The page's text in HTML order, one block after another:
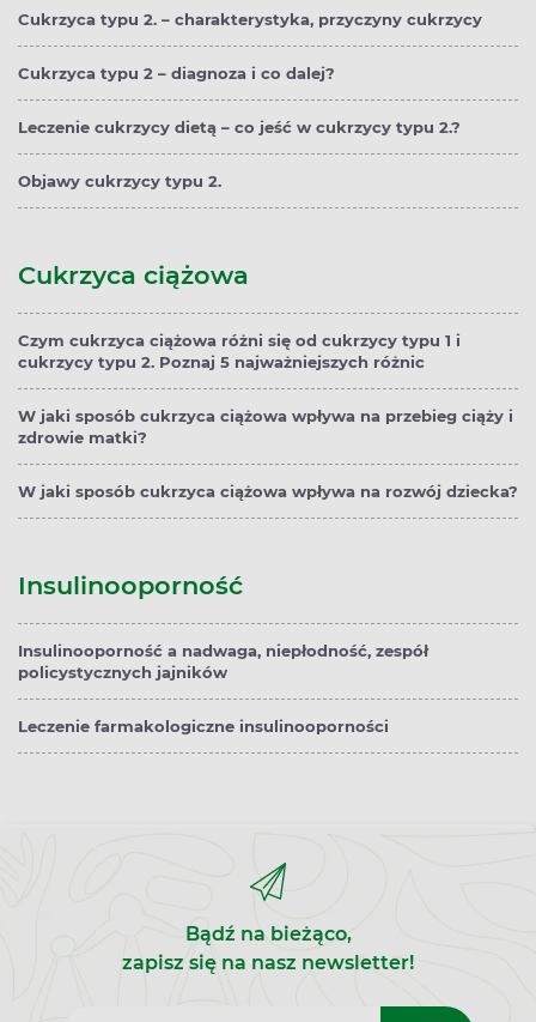
Cukrzyca typu 2. – charakterystyka, przyczyny cukrzycy
Cukrzyca typu 2 – diagnoza i co dalej?
Leczenie cukrzycy dietą – co jeść w cukrzycy typu 2.?
Objawy cukrzycy typu 2.
Cukrzyca ciążowa
Czym cukrzyca ciążowa różni się od cukrzycy typu 1 i
cukrzycy typu 2. Poznaj 5 najważniejszych różnic
W jaki sposób cukrzyca ciążowa wpływa na przebieg ciąży i
zdrowie matki?
W jaki sposób cukrzyca ciążowa wpływa na rozwój dziecka?
Insulinooporność
Insulinooporność a nadwaga, niepłodność, zespół
policystycznych jajników
Leczenie farmakologiczne insulinooporności
Bądź na bieżąco,
zapisz się na nasz newsletter!